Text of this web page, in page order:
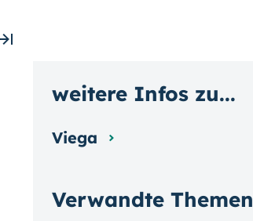
Verwandte Themen
weitere Infos zu...
Viega